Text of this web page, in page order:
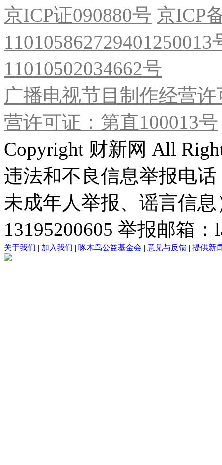
京ICP证090880号 京ICP
11010502034662号
广播电视节目制作经营
营许可证：第直100013号
Copyright 财新网 All
违法和不良信息举报电
未成年人举报、谣言信
13195200605 举报邮箱
关于我们 | 加入我们 | 啄木鸟公益基金会 | 意见与反馈 | 提供新